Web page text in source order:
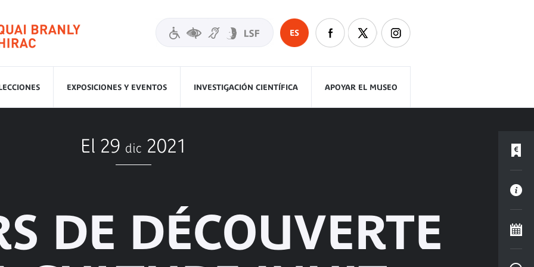
ES
EXPOSICIONES Y EVENTOS INVESTIGACIÓN CIENTÍFICA APOYAR EL MUSEO
El 29 dic 2021
DE DÉCOUVERTE